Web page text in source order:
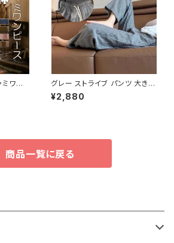
ワン
ュラ
ス
グレー ストライブ パンツ 大きい
サイズ ゆったり 綿麻 パンツ 春
夏 秋 リラックス 快適
¥2,880
商品一覧に戻る